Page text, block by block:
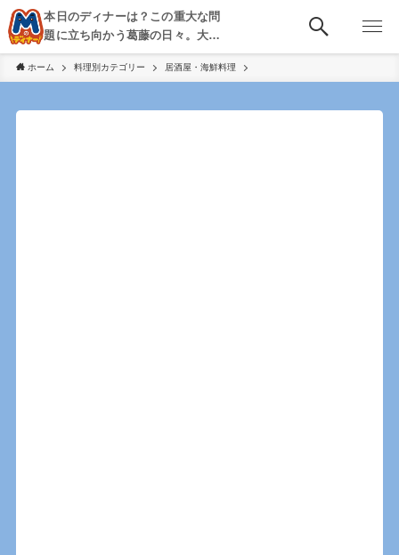
本日のディナーは？この重大な問
題に立ち向かう葛藤の日々。大
阪・京都・神戸を中心とした食べ
歩き、飲み歩きを綴る。
ホーム 料理別カテゴリー 居酒屋・海鮮料理